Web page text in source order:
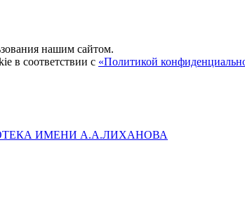
нашим сайтом.
в соответствии с «Политикой
ИМЕНИ А.А.ЛИХАНОВА